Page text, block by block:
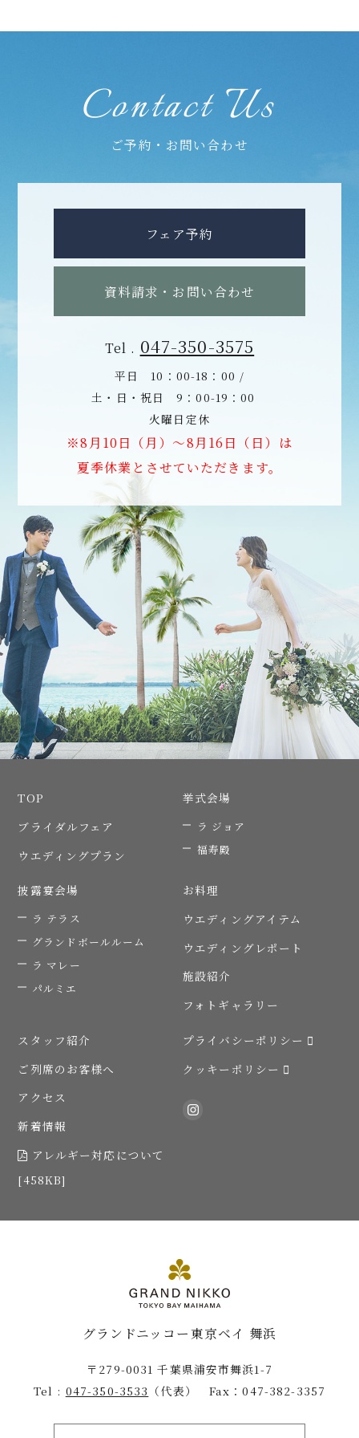
Contact Us
ご予約・お問い合わせ
フェア予約
資料請求・お問い合わせ
Tel . 047-350-3575
平日 10：00-18：00 /
土・日・祝日 9：00-19：00
火曜日定休
※8月10日（月）～8月16日（日）は
夏季休業とさせていただきます。
TOP
ブライダルフェア
ウエディングプラン
挙式会場
ラ ジョア
福寿殿
披露宴会場
ラ テラス
グランドボールルーム
ラ マレー
パルミエ
お料理
ウエディングアイテム
ウエディングレポート
施設紹介
フォトギャラリー
スタッフ紹介
ご列席のお客様へ
アクセス
新着情報
アレルギー対応について
[458KB]
プライバシーポリシー
クッキーポリシー
グランドニッコー東京ベイ 舞浜
〒279-0031 千葉県浦安市舞浜1-7
Tel : 047-350-3533 （代表） Fax：047-382-3357